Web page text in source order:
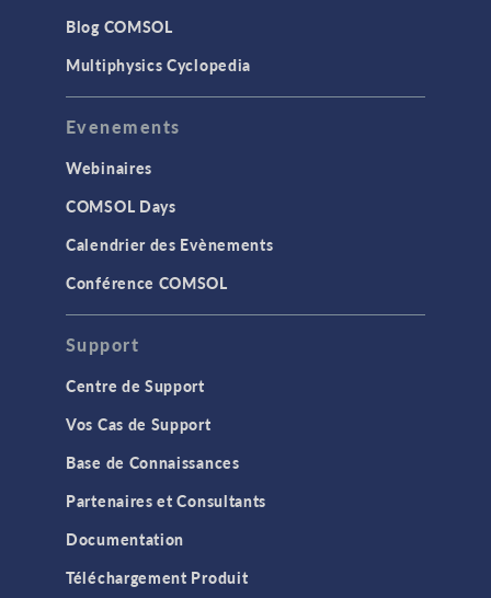
Blog COMSOL
Multiphysics Cyclopedia
Evenements
Webinaires
COMSOL Days
Calendrier des Evènements
Conférence COMSOL
Support
Centre de Support
Vos Cas de Support
Base de Connaissances
Partenaires et Consultants
Documentation
Téléchargement Produit